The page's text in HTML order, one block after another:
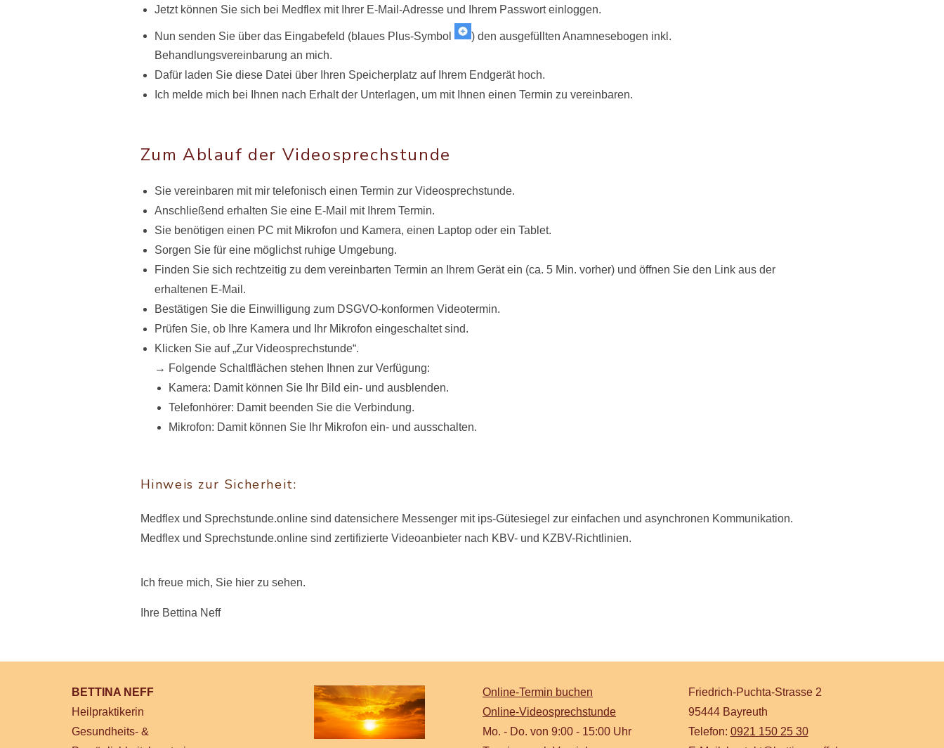
Jetzt können Sie sich bei Medflex mit Ihrer E-Mail-Adresse und Ihrem Passwort einloggen.
Nun senden Sie über das Eingabefeld (blaues Plus-Symbol
) den ausgefüllten Anamnesebogen inkl.
Behandlungsvereinbarung an mich.
Dafür laden Sie diese Datei über Ihren Speicherplatz auf Ihrem Endgerät hoch.
Ich melde mich bei Ihnen nach Erhalt der Unterlagen, um mit Ihnen einen Termin zu vereinbaren.
Zum Ablauf der Videosprechstunde
Sie vereinbaren mit mir telefonisch einen Termin zur Videosprechstunde.
Anschließend erhalten Sie eine E-Mail mit Ihrem Termin.
Sie benötigen einen PC mit Mikrofon und Kamera, einen Laptop oder ein Tablet.
Sorgen Sie für eine möglichst ruhige Umgebung.
Finden Sie sich rechtzeitig zu dem vereinbarten Termin an Ihrem Gerät ein (ca. 5 Min. vorher) und öffnen Sie den Link aus der
erhaltenen E-Mail.
Bestätigen Sie die Einwilligung zum DSGVO-konformen Videotermin.
Prüfen Sie, ob Ihre Kamera und Ihr Mikrofon eingeschaltet sind.
Klicken Sie auf „Zur Videosprechstunde“.
→ Folgende Schaltflächen stehen Ihnen zur Verfügung:
Kamera: Damit können Sie Ihr Bild ein- und ausblenden.
Telefonhörer: Damit beenden Sie die Verbindung.
Mikrofon: Damit können Sie Ihr Mikrofon ein- und ausschalten.
Hinweis zur Sicherheit:
Medflex und Sprechstunde.online sind datensichere Messenger mit ips-Gütesiegel zur einfachen und asynchronen Kommunikation.
Medflex und Sprechstunde.online sind zertifizierte Videoanbieter nach KBV- und KZBV-Richtlinien.
Ich freue mich, Sie hier zu sehen.
Ihre Bettina Neff
BETTINA NEFF
Heilpraktikerin
Gesundheits- &
Online-Termin buchen
Online-Videosprechstunde
Mo. - Do. von 9:00 - 15:00 Uhr
Friedrich-Puchta-Strasse 2
95444 Bayreuth
Telefon: 0921 150 25 30